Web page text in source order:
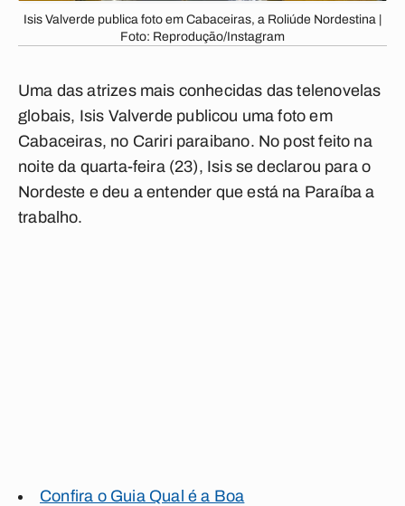
Isis Valverde publica foto em Cabaceiras, a Roliúde Nordestina |
Foto: Reprodução/Instagram
Uma das atrizes mais conhecidas das telenovelas
globais, Isis Valverde publicou uma foto em
Cabaceiras, no Cariri paraibano. No post feito na
noite da quarta-feira (23), Isis se declarou para o
Nordeste e deu a entender que está na Paraíba a
trabalho.
Confira o Guia Qual é a Boa